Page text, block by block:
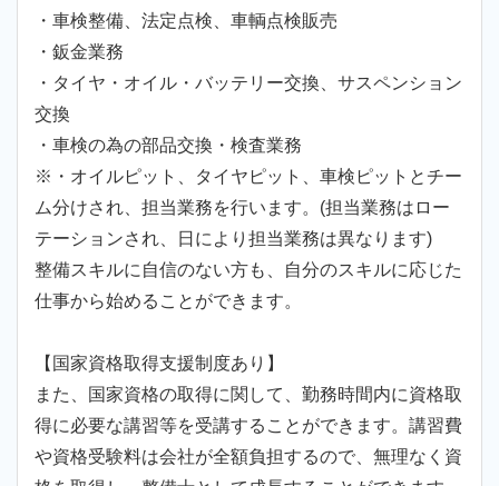
・車検整備、法定点検、車輌点検販売
・鈑金業務
・タイヤ・オイル・バッテリー交換、サスペンション
交換
・車検の為の部品交換・検査業務
※・オイルピット、タイヤピット、車検ピットとチー
ム分けされ、担当業務を行います。(担当業務はロー
テーションされ、日により担当業務は異なります)
整備スキルに自信のない方も、自分のスキルに応じた
仕事から始めることができます。
【国家資格取得支援制度あり】
また、国家資格の取得に関して、勤務時間内に資格取
得に必要な講習等を受講することができます。講習費
や資格受験料は会社が全額負担するので、無理なく資